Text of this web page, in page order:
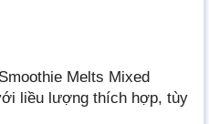
Melts Mixed
liều lượng thích hợp, tùy